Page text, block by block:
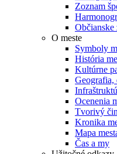
Zoznam
Občianske
O meste
Symboly
História
Kultúrne
Ocenenia
Tvorivý
Kronika
Mapa
Čas a my